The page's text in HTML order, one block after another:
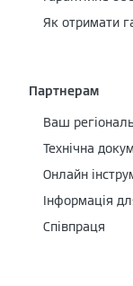
Як отримати
Партнерам
Ваш
Технічна
Онлайн
Інформація
Співпраця